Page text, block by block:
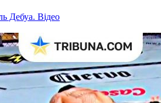
Дебуа. Відео